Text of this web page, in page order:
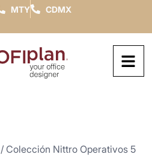
MTY CDMX
/ Colección Nittro Operativos 5